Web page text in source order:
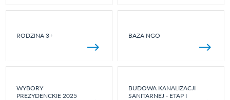
RODZINA 3+ BAZA NGO
WYBORY
PREZYDENCKIE 2025
BUDOWA KANALIZACJI
SANITARNEJ - ETAP I